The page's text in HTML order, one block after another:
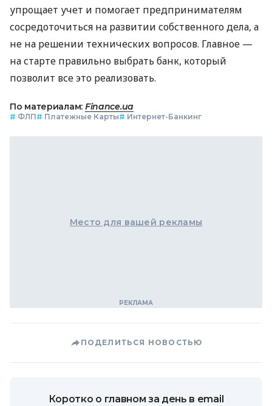
упрощает учет и помогает предпринимателям
сосредоточиться на развитии собственного дела, а
не на решении технических вопросов. Главное —
на старте правильно выбрать банк, который
позволит все это реализовать.
По материалам: Finance.ua
# ФЛП# Платежные Карты# Интернет-Банкинг
Место для вашей рекламы
ПОДЕЛИТЬСЯ НОВОСТЬЮ
Коротко о главном за день в email